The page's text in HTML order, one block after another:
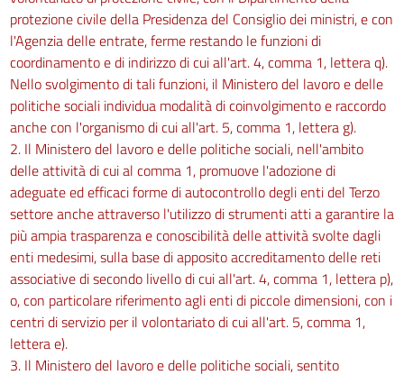
protezione civile della Presidenza del Consiglio dei ministri, e con
l'Agenzia delle entrate, ferme restando le funzioni di
coordinamento e di indirizzo di cui all'art. 4, comma 1, lettera q).
Nello svolgimento di tali funzioni, il Ministero del lavoro e delle
politiche sociali individua modalità di coinvolgimento e raccordo
anche con l'organismo di cui all'art. 5, comma 1, lettera g).
2. Il Ministero del lavoro e delle politiche sociali, nell'ambito
delle attività di cui al comma 1, promuove l'adozione di
adeguate ed efficaci forme di autocontrollo degli enti del Terzo
settore anche attraverso l'utilizzo di strumenti atti a garantire la
più ampia trasparenza e conoscibilità delle attività svolte dagli
enti medesimi, sulla base di apposito accreditamento delle reti
associative di secondo livello di cui all'art. 4, comma 1, lettera p),
o, con particolare riferimento agli enti di piccole dimensioni, con i
centri di servizio per il volontariato di cui all'art. 5, comma 1,
lettera e).
3. Il Ministero del lavoro e delle politiche sociali, sentito